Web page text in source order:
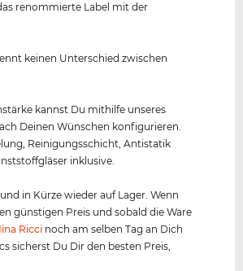
renommierte Label mit der
keinen Unterschied zwischen
kannst Du mithilfe unseres
Deinen Wünschen konfigurieren.
Reinigungsschicht, Antistatik
inklusive.
in Kürze wieder auf Lager. Wenn
günstigen Preis und sobald die Ware
Ricci noch am selben Tag an Dich
sicherst Du Dir den besten Preis,